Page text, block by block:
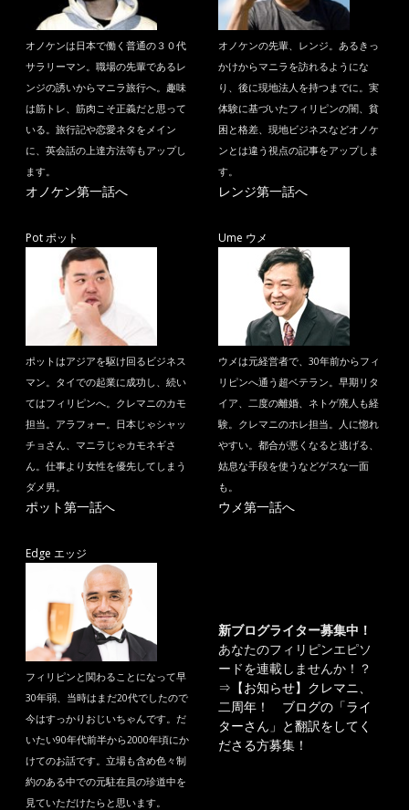
オノケンは日本で働く普通の３０代
サラリーマン。職場の先輩であるレ
ンジの誘いからマニラ旅行へ。趣味
は筋トレ、筋肉こそ正義だと思って
いる。旅行記や恋愛ネタをメイン
に、英会話の上達方法等もアップし
ます。
オノケン第一話へ
オノケンの先輩、レンジ。あるきっ
かけからマニラを訪れるようにな
り、後に現地法人を持つまでに。実
体験に基づいたフィリピンの闇、貧
困と格差、現地ビジネスなどオノケ
ンとは違う視点の記事をアップしま
す。
レンジ第一話へ
Pot ポット
ポットはアジアを駆け回るビジネス
マン。タイでの起業に成功し、続い
てはフィリピンへ。クレマニのカモ
担当。アラフォー。日本じゃシャッ
チョさん、マニラじゃカモネギさ
ん。仕事より女性を優先してしまう
ダメ男。
ポット第一話へ
Ume ウメ
ウメは元経営者で、30年前からフィ
リピンへ通う超ベテラン。早期リタ
イア、二度の離婚、ネトゲ廃人も経
験。クレマニのホレ担当。人に惚れ
やすい。都合が悪くなると逃げる、
姑息な手段を使うなどゲスな一面
も。
ウメ第一話へ
Edge エッジ
フィリピンと関わることになって早
30年弱、当時はまだ20代でしたので
今はすっかりおじいちゃんです。だ
いたい90年代前半から2000年頃にか
けてのお話です。立場も含め色々制
約のある中での元駐在員の珍道中を
見ていただけたらと思います。
新ブログライター募集中！
あなたのフィリピンエピソ
ードを連載しませんか！？
⇒ 【お知らせ】クレマニ、
二周年！ ブログの「ライ
ターさん」と翻訳をしてく
ださる方募集！